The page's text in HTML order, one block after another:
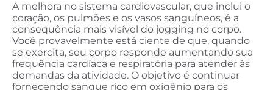
A melhora no sistema cardiovascular, que inclui o
coração, os pulmões e os vasos sanguíneos, é a
consequência mais visível do jogging no corpo.
Você provavelmente está ciente de que, quando
se exercita, seu corpo responde aumentando sua
frequência cardíaca e respiratória para atender às
demandas da atividade. O objetivo é continuar
fornecendo sangue rico em oxigênio para os